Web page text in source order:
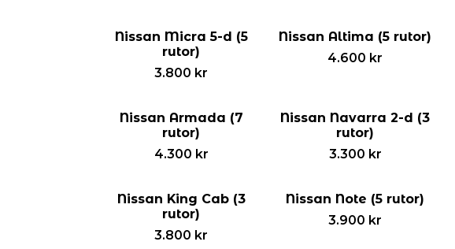
Nissan Micra 5-d (5
rutor)
3.800 kr
Nissan Altima (5 rutor)
4.600 kr
Nissan Armada (7
rutor)
4.300 kr
Nissan Navarra 2-d (3
rutor)
3.300 kr
Nissan King Cab (3
rutor)
3.800 kr
Nissan Note (5 rutor)
3.900 kr